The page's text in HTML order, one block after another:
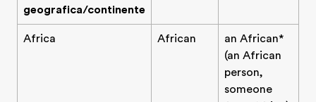
geografica/continente
Africa African
an African*
(an African
person,
someone